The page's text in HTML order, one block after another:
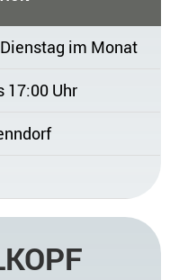
im Monat
17:00 Uhr